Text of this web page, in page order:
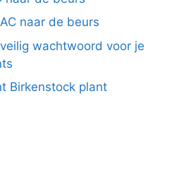
naar de beurs
wachtwoord voor je
Birkenstock plant